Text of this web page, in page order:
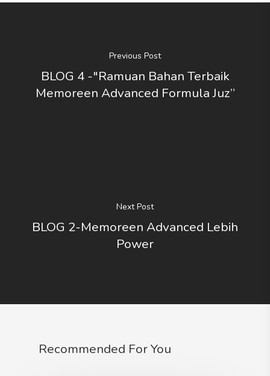
Previous Post
BLOG 4 -"Ramuan Bahan Terbaik
Memoreen Advanced Formula Juz”
Next Post
BLOG 2-Memoreen Advanced Lebih
Power
Recommended For You